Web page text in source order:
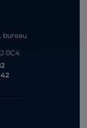
bureau
0C4